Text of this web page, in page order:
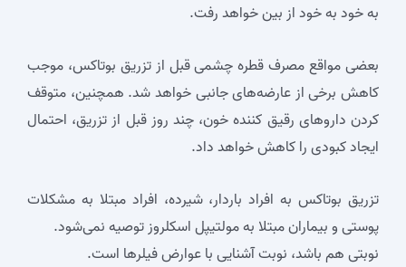
به خود ‌به خود از بین خواهد رفت.
بعضی مواقع مصرف قطره چشمی قبل از تزریق بوتاکس، موجب
کاهش برخی از عارضه‌های جانبی خواهد شد. همچنین، متوقف
کردن داروهای رقیق کننده خون، چند روز قبل از تزریق، احتمال
ایجاد کبودی را کاهش خواهد داد.
تزریق بوتاکس به افراد باردار، شیرده، افراد مبتلا به مشکلات
پوستی و بیماران مبتلا به مولتیپل اسکلروز توصیه نمی‌شود.
نوبتی هم باشد، نوبت آشنایی با عوارض فیلرها است.